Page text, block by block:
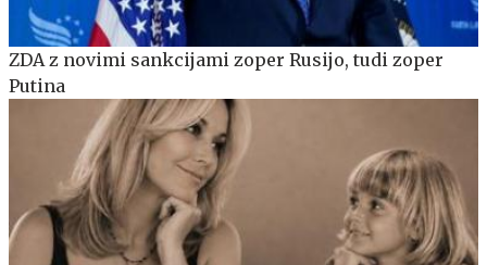
ZDA z novimi sankcijami zoper Rusijo, tudi zoper
Putina